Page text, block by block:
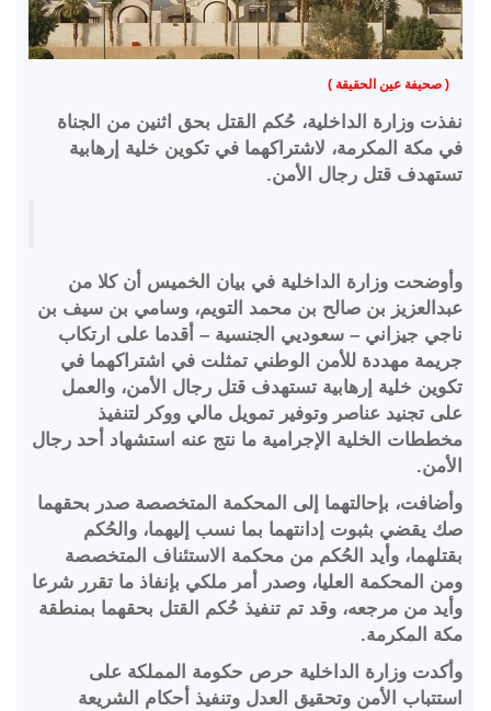
( صحيفة عين الحقيقة )
نفذت وزارة الداخلية، حُكم القتل بحق اثنين من الجناة
في مكة المكرمة، لاشتراكهما في تكوين خلية إرهابية
تستهدف قتل رجال الأمن.
وأوضحت وزارة الداخلية في بيان الخميس أن كلا من
عبدالعزيز بن صالح بن محمد التويم، وسامي بن سيف بن
ناجي جيزاني – سعوديي الجنسية – أقدما على ارتكاب
جريمة مهددة للأمن الوطني تمثلت في اشتراكهما في
تكوين خلية إرهابية تستهدف قتل رجال الأمن، والعمل
على تجنيد عناصر وتوفير تمويل مالي ووكر لتنفيذ
مخططات الخلية الإجرامية ما نتج عنه استشهاد أحد رجال
الأمن.
وأضافت، بإحالتهما إلى المحكمة المتخصصة صدر بحقهما
صك يقضي بثبوت إدانتهما بما نسب إليهما، والحُكم
بقتلهما، وأيد الحُكم من محكمة الاستئناف المتخصصة
ومن المحكمة العليا، وصدر أمر ملكي بإنفاذ ما تقرر شرعا
وأيد من مرجعه، وقد تم تنفيذ حُكم القتل بحقهما بمنطقة
مكة المكرمة.
وأكدت وزارة الداخلية حرص حكومة المملكة على
استتباب الأمن وتحقيق العدل وتنفيذ أحكام الشريعة